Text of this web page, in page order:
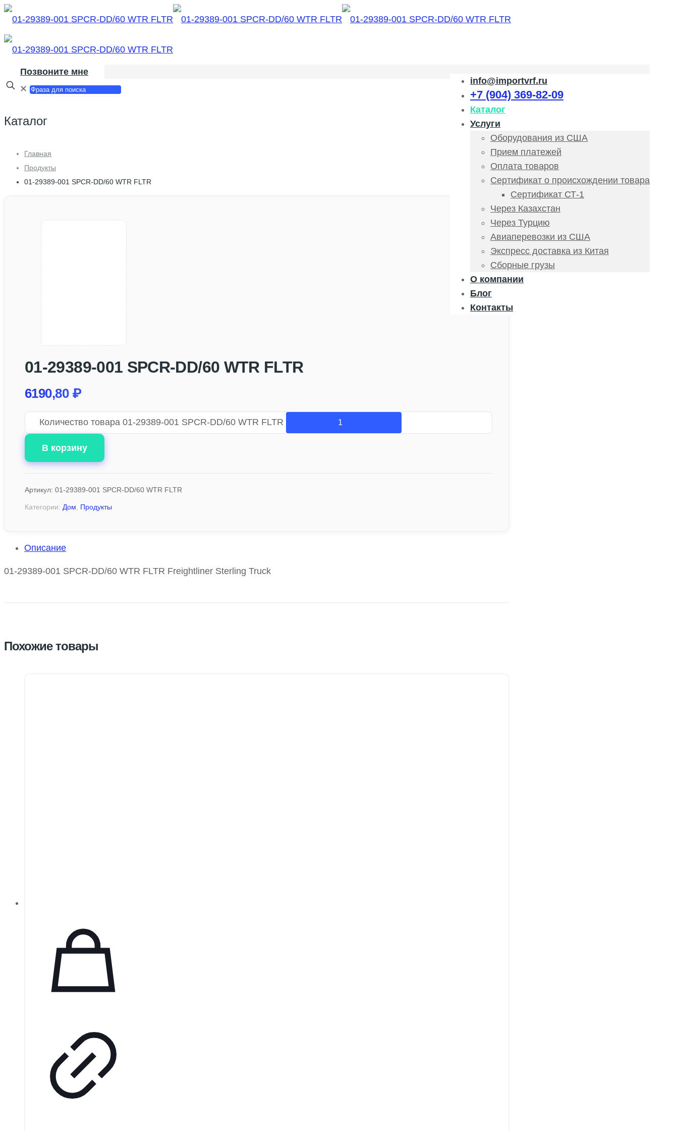
info@importvrf.ru
+7 (904) 369-82-09
Каталог
Услуги
Оборудования из США
Прием платежей
Оплата товаров
Сертификат о происхождении товара
Сертификат СТ-1
Через Казахстан
Через Турцию
Авиаперевозки из США
Экспресс доставка из Китая
Сборные грузы
О компании
Блог
Контакты
Позвоните мне
✕
Каталог
Главная
Продукты
01-29389-001 SPCR-DD/60 WTR FLTR
01-29389-001 SPCR-DD/60 WTR FLTR
6190,80 ₽
Количество товара 01-29389-001 SPCR-DD/60 WTR FLTR
В корзину
Артикул: 01-29389-001 SPCR-DD/60 WTR FLTR
Категории: Дом, Продукты
Описание
01-29389-001 SPCR-DD/60 WTR FLTR Freightliner Sterling Truck
Похожие товары